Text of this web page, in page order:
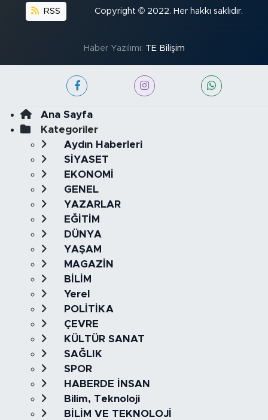
RSS Copyright © 2022. Her hakkı saklıdır.
Haber Yazılımı: TE Bilişim
Ana Sayfa
Kategoriler
Aydın Haberleri
SİYASET
EKONOMİ
GENEL
YAZARLAR
EĞİTİM
DÜNYA
YAŞAM
MAGAZİN
BİLİM
Yerel
POLİTİKA
ÇEVRE
KÜLTÜR SANAT
SAĞLIK
SPOR
HABERDE İNSAN
Bilim, Teknoloji
BİLİM VE TEKNOLOJİ